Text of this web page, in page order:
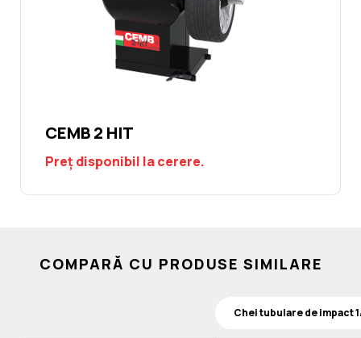
CEMB 2 HIT
Preț disponibil la cerere.
COMPARĂ CU PRODUSE SIMILARE